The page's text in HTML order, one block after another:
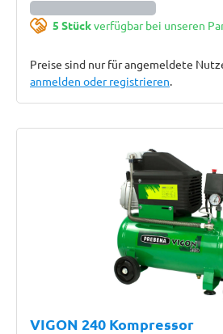
5 Stückverfügbar bei unseren
Preise sind nur für angemeldete
anmelden oder registrieren.
VIGON 240 Kompressor